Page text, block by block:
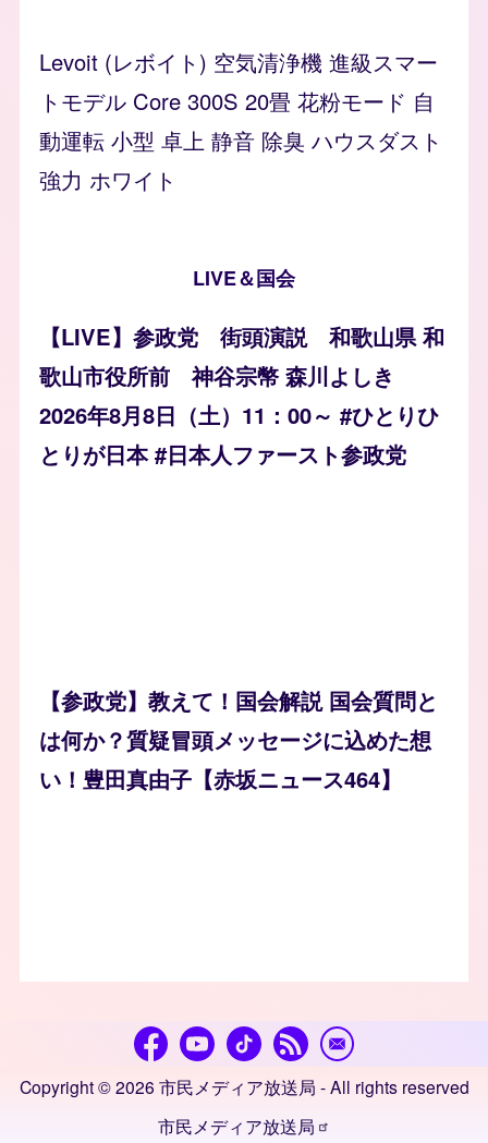
Levoit (レボイト) 空気清浄機 進級スマー
トモデル Core 300S 20畳 花粉モード 自
動運転 小型 卓上 静音 除臭 ハウスダスト
強力 ホワイト
LIVE＆国会
【LIVE】参政党 街頭演説 和歌山県 和
歌山市役所前 神谷宗幣 森川よしき
2026年8月8日（土）11：00～ #ひとりひ
とりが日本 #日本人ファースト参政党
【参政党】教えて！国会解説 国会質問と
は何か？質疑冒頭メッセージに込めた想
い！豊田真由子【赤坂ニュース464】
Copyright © 2026 市民メディア放送局 - All rights reserved
市民メディア放送局